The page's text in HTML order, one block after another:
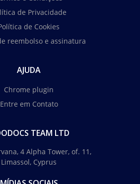
de Privacidade
de Cookies
reembolso e assinatura
AJUDA
Chrome plugin
Entre em Contato
TEAM LTD
4 Alpha Tower, of. 11,
Limassol, Cyprus